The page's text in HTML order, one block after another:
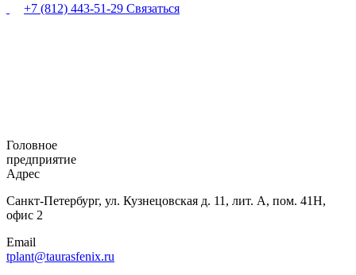
+7 (812) 443-51-29 Связаться
Головное
предприятие
Адрес
Санкт-Петербург, ул. Кузнецовская д. 11, лит. А, пом. 41Н,
офис 2
Email
tplant@taurasfenix.ru